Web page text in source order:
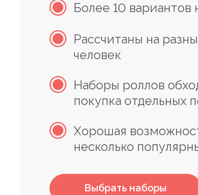
Более 10 вариантов
Рассчитаны на
человек
Наборы роллов
покупка отдельных
Хорошая
несколько
Выбрать наборы